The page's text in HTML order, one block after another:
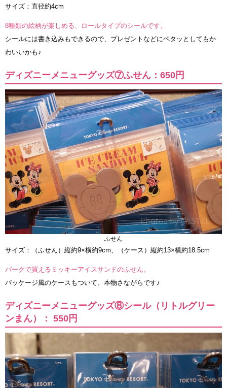
サイズ：直径約4cm
8種類の絵柄が楽しめる、ロールタイプのシールです。
シールには書き込みもできるので、プレゼントなどにペタッとしてもか
わいいかも♪
ディズニーメニューグッズ⑦ふせん：650円
ふせん
サイズ：（ふせん）縦約9×横約9cm、（ケース）縦約13×横約18.5cm
パークで買えるミッキーアイスサンドのふせん。
パッケージ風のケースもついて、本物さながらです♪
ディズニーメニューグッズ⑧シール（リトルグリー
ンまん）： 550円